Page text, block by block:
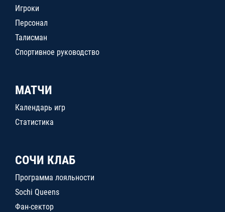
Игроки
Персонал
Талисман
Спортивное руководство
МАТЧИ
Календарь игр
Статистика
СОЧИ КЛАБ
Программа лояльности
Sochi Queens
Фан-сектор